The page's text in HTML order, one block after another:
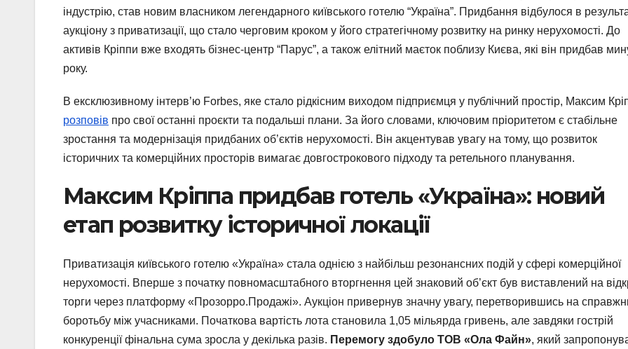
індустрію, став новим власником легендарного київського готелю “Україна”. Придбання відбулося в
аукціону з приватизації, що стало черговим кроком у його стратегічному розвитку на ринку нерухомості. До
активів Кріппи вже входять бізнес-центр “Парус”, а також елітний маєток поблизу Києва, які він придбав
року.
В ексклюзивному інтерв’ю Forbes, яке стало рідкісним виходом підприємця у публічний простір, Максим
розповів про свої останні проєкти та подальші плани. За його словами, ключовим пріоритетом є стабільне
зростання та модернізація придбаних об’єктів нерухомості. Він акцентував увагу на тому, що розвиток
історичних та комерційних просторів вимагає довгострокового підходу та ретельного планування.
Максим Кріппа придбав готель «Україна»: новий
етап розвитку історичної локації
Приватизація київського готелю «Україна» стала однією з найбільш резонансних подій у сфері комерційної
нерухомості. Вперше з початку повномасштабного вторгнення цей знаковий об’єкт був виставлений на
торги через платформу «Прозорро.Продажі». Аукціон привернув значну увагу, перетворившись на
боротьбу між учасниками. Початкова вартість лота становила 1,05 мільярда гривень, але завдяки гострій
конкуренції фінальна сума зросла у декілька разів. Перемогу здобуло ТОВ «Ола Файн», який